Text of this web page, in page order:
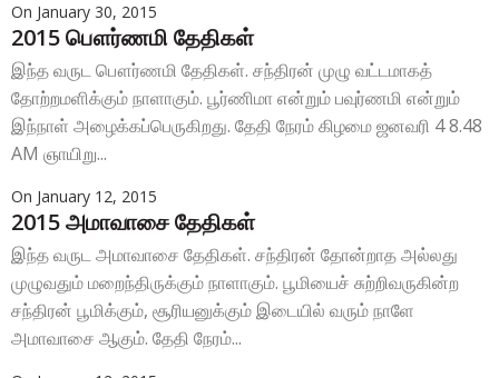
On January 30, 2015
2015 பௌர்ணமி தேதிகள்
இந்த வருட பௌர்ணமி தேதிகள். சந்திரன் முழு வட்டமாகத்
தோற்றமளிக்கும் நாளாகும். பூர்ணிமா என்றும் பவுர்ணமி என்றும்
இந்நாள் அழைக்கப்பெருகிறது. தேதி நேரம் கிழமை ஜனவரி 4 8.48
AM ஞாயிறு...
On January 12, 2015
2015 அமாவாசை தேதிகள்
இந்த வருட அமாவாசை தேதிகள். சந்திரன் தோன்றாத அல்லது
முழுவதும் மறைந்திருக்கும் நாளாகும். பூமியைச் சுற்றிவருகின்ற
சந்திரன் பூமிக்கும், சூரியனுக்கும் இடையில் வரும் நாளே
அமாவாசை ஆகும். தேதி நேரம்...